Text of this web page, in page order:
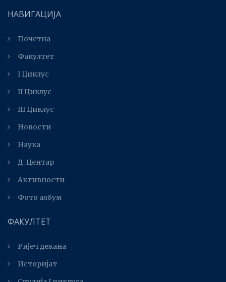
НАВИГАЦИЈА
Почетна
Факултет
I Циклус
II Циклус
III Циклус
Новости
Наука
Д. Центар
Активности
Фото албум
ФАКУЛТЕТ
Ријеч декана
Историјат